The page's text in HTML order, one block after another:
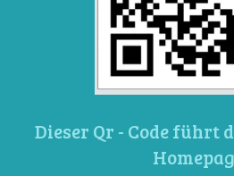
Dieser Qr - Code führt